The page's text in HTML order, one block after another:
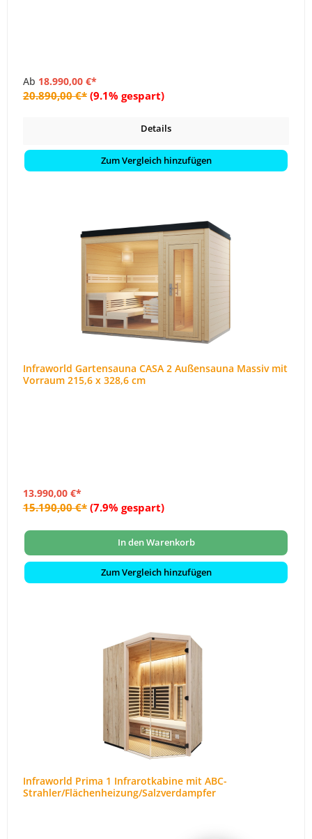
Ab 18.990,00 €*
20.890,00 €* (9.1% gespart)
Details
Zum Vergleich hinzufügen
Infraworld Gartensauna CASA 2 Außensauna Massiv mit
Vorraum 215,6 x 328,6 cm
13.990,00 €*
15.190,00 €* (7.9% gespart)
In den Warenkorb
Zum Vergleich hinzufügen
Infraworld Prima 1 Infrarotkabine mit ABC-
Strahler/Flächenheizung/Salzverdampfer